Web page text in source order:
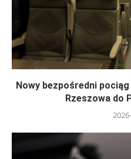
Nowy bezpośredni
Rzeszowa do